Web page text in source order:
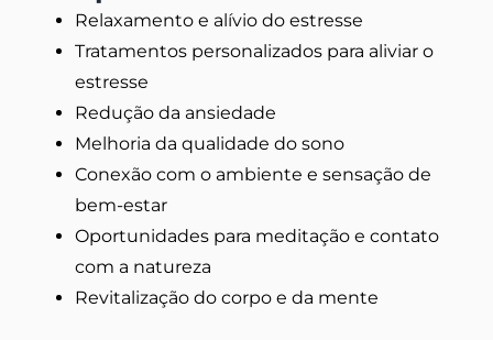
Relaxamento e alívio do estresse
Tratamentos personalizados para aliviar o
estresse
Redução da ansiedade
Melhoria da qualidade do sono
Conexão com o ambiente e sensação de
bem-estar
Oportunidades para meditação e contato
com a natureza
Revitalização do corpo e da mente